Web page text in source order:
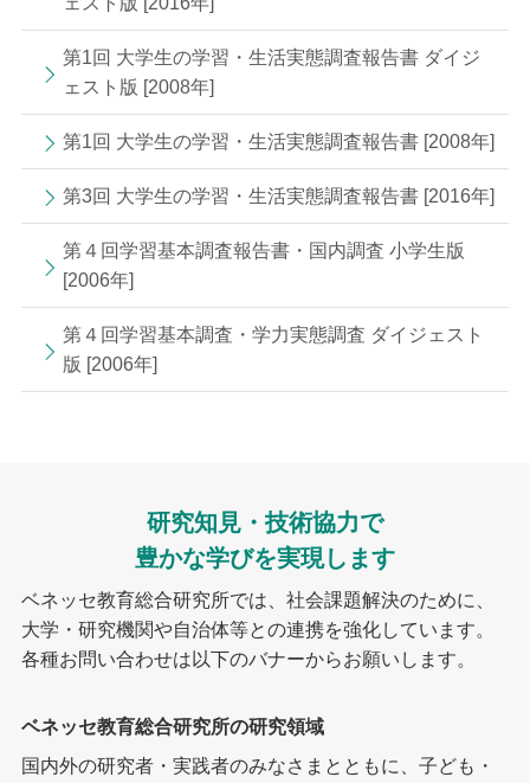
第1回 大学生の学習・生活実態調査報告書 ダイジ
ェスト版 [2008年]
第1回 大学生の学習・生活実態調査報告書 [2008年]
第3回 大学生の学習・生活実態調査報告書 [2016年]
第４回学習基本調査報告書・国内調査 小学生版
[2006年]
第４回学習基本調査・学力実態調査 ダイジェスト
版 [2006年]
研究知見・技術協力で
豊かな学びを実現します
ベネッセ教育総合研究所では、社会課題解決のために、
大学・研究機関や自治体等との連携を強化しています。
各種お問い合わせは以下のバナーからお願いします。
ベネッセ教育総合研究所の研究領域
国内外の研究者・実践者のみなさまとともに、子ども・